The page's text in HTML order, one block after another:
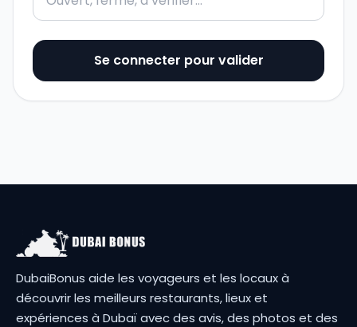
Se connecter pour valider
DubaiBonus aide les voyageurs et les locaux à
découvrir les meilleurs restaurants, lieux et
expériences à Dubaï avec des avis, des photos et des